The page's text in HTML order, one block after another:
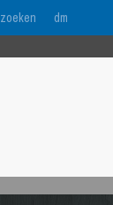
zoeken dm